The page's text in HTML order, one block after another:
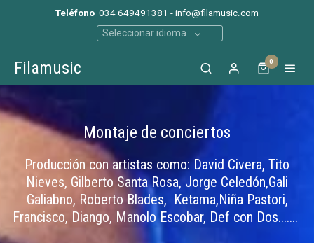
Teléfono 034 649491381 - info@filamusic.com
Seleccionar idioma
Filamusic 0
Montaje de conciertos
Producción con artistas como: David Civera, Tito
Nieves, Gilberto Santa Rosa, Jorge Celedón,Gali
Galiabno, Roberto Blades, Ketama,Niña Pastori,
Francisco, Diango, Manolo Escobar, Def con Dos.......